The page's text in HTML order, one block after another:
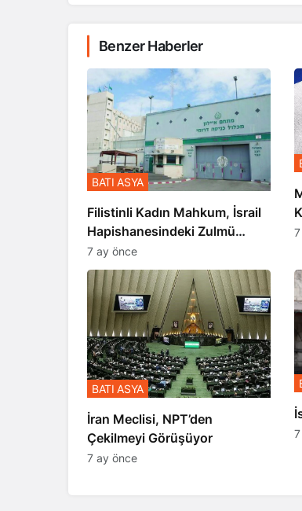
Benzer Haberler
Filistinli Kadın Mahkum, İsrail
Hapishanesindeki Zulmü
Anlattı
BATI ASYA
7 ay önce
İran Meclisi, NPT’den
Çekilmeyi Görüşüyor
BATI ASYA
7 ay önce